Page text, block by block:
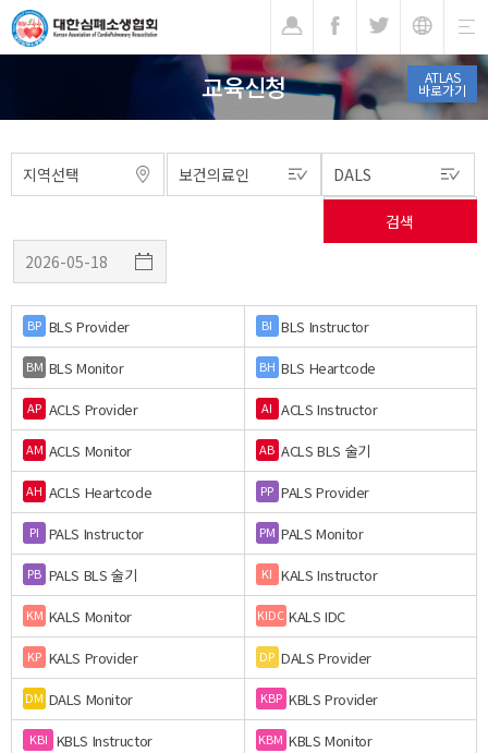
ATLAS
바로가기
교육신청
BP BLS Provider BI BLS Instructor
BM BLS Monitor BH BLS Heartcode
AP ACLS Provider AI ACLS Instructor
AM ACLS Monitor AB ACLS BLS 술기
AH ACLS Heartcode PP PALS Provider
PI PALS Instructor PM PALS Monitor
PB PALS BLS 술기 KI KALS Instructor
KM KALS Monitor KIDC KALS IDC
KP KALS Provider DP DALS Provider
DM DALS Monitor KBP KBLS Provider
KBI KBLS Instructor KBM KBLS Monitor